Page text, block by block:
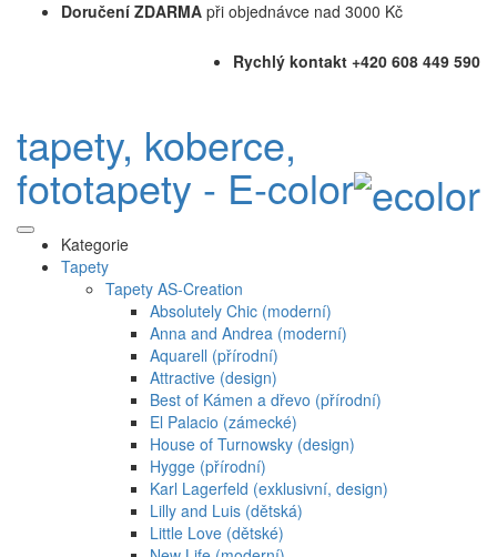
Doručení ZDARMA při objednávce nad 3000 Kč
Rychlý kontakt +420 608 449 590
tapety, koberce,
fototapety - E-color
Kategorie
Tapety
Tapety AS-Creation
Absolutely Chic (moderní)
Anna and Andrea (moderní)
Aquarell (přírodní)
Attractive (design)
Best of Kámen a dřevo (přírodní)
El Palacio (zámecké)
House of Turnowsky (design)
Hygge (přírodní)
Karl Lagerfeld (exklusivní, design)
Lilly and Luis (dětská)
Little Love (dětské)